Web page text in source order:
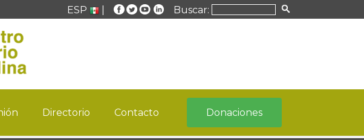
ESP Buscar:
Directorio Contacto Donaciones